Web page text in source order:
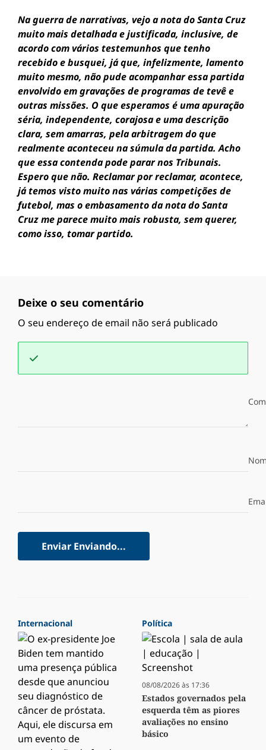
Na guerra de narrativas, vejo a nota do Santa Cruz
muito mais detalhada e justificada, inclusive, de
acordo com vários testemunhos que tenho
recebido e busquei, já que, infelizmente, lamento
muito mesmo, não pude acompanhar essa partida
envolvido em gravações de programas de tevê e
outras missões. O que esperamos é uma apuração
séria, independente, corajosa e uma descrição
clara, sem amarras, pela arbitragem do que
realmente aconteceu na súmula da partida. Acho
que essa contenda pode parar nos Tribunais.
Espero que não. Reclamar por reclamar, acontece,
já temos visto muito nas várias competições de
futebol, mas o embasamento da nota do Santa
Cruz me parece muito mais robusta, sem querer,
como isso, tomar partido.
Deixe o seu comentário
O seu endereço de email não será publicado
Enviar Enviando...
Internacional Política
08/08/2026 às 17:36
Estados governados pela
esquerda têm as piores
avaliações no ensino
básico